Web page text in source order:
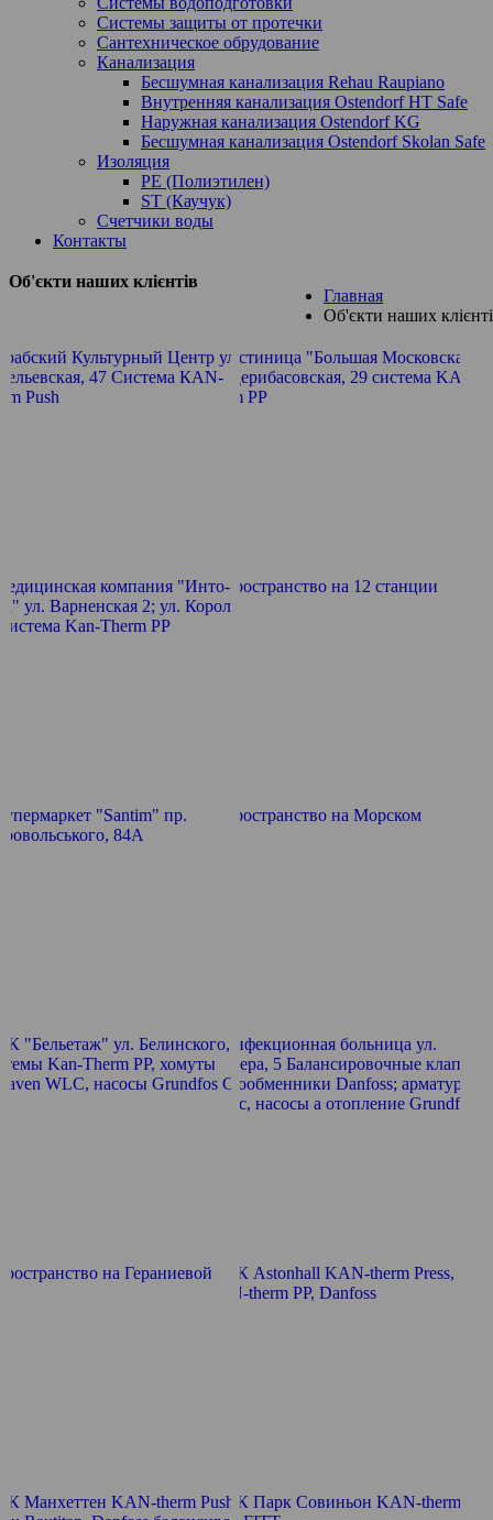
Системы защиты от протечки
Сантехническое обрудование
Канализация
Бесшумная канализация Rehau Raupiano
Внутренняя канализация Ostendorf HT Safe
Наружная канализация Ostendorf KG
Бесшумная канализация Ostendorf Skolan Safe
Изоляция
PE (Полиэтилен)
ST (Каучук)
Счетчики воды
Контакты
Главная
Об'єкти наших
Об'єкти наших клієнтів